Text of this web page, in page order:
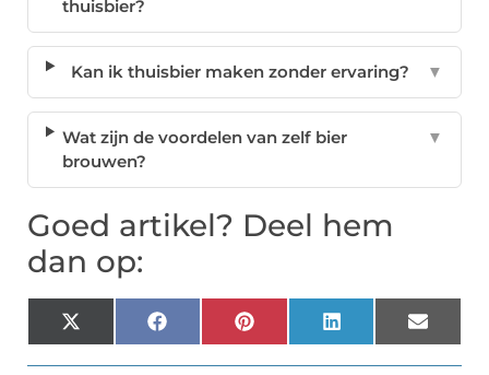
thuisbier?
Kan ik thuisbier maken zonder ervaring? ▼
Wat zijn de voordelen van zelf bier
brouwen?
▼
Goed artikel? Deel hem
dan op:
X
(Twitter)
FacebookPinterest LinkedIn Email